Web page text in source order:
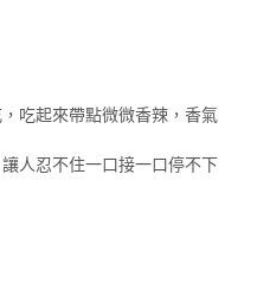
吃起來帶點微微香辣，香氣
人忍不住一口接一口停不下